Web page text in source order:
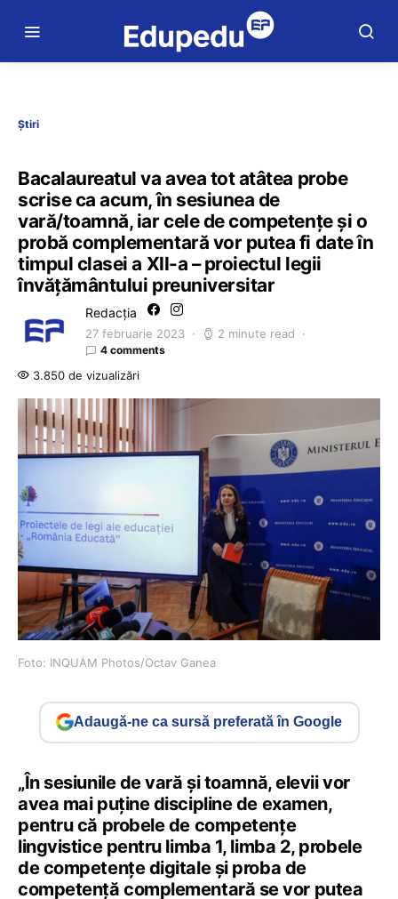
Știri
Bacalaureatul va avea tot atâtea probe
scrise ca acum, în sesiunea de
vară/toamnă, iar cele de competențe și o
probă complementară vor putea fi date în
timpul clasei a XII-a – proiectul legii
învățământului preuniversitar
Redacția
27 februarie 2023 2 minute read
4 comments
3.850 de vizualizări
Foto: INQUAM Photos/Octav Ganea
Adaugă-ne ca sursă preferată în Google
„În sesiunile de vară și toamnă, elevii vor
avea mai puține discipline de examen,
pentru că probele de competențe
lingvistice pentru limba 1, limba 2, probele
de competențe digitale și proba de
competență complementară se vor putea